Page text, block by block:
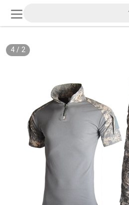
2
/
4